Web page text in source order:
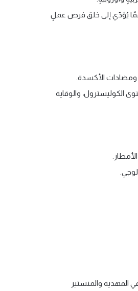
ممّا يُؤدّي إلى خلق فرص عملٍ
ومضادات الأكسدة.
الكوليسترول، والوقاية
المهدية والمنستير